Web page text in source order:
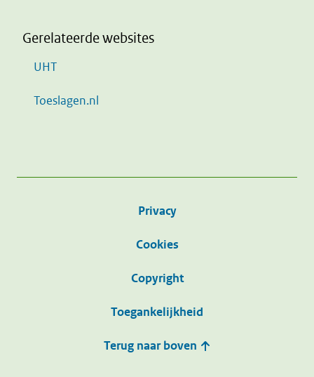
Gerelateerde websites
UHT
Toeslagen.nl
Privacy
Cookies
Copyright
Toegankelijkheid
Terug naar boven